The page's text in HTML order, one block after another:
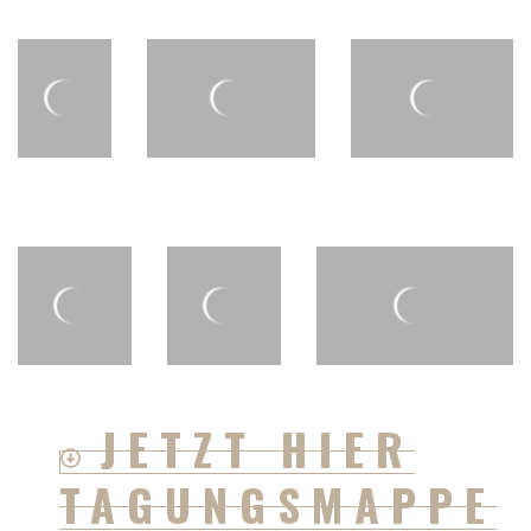
JETZT HIER
TAGUNGSMAPPE